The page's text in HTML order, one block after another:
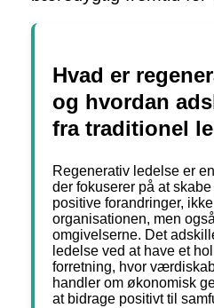
Hvad er
og hvordan
fra traditionel
Regenerativ ledelse er
der fokuserer på at
positive forandringer,
organisationen, men
omgivelserne. Det
ledelse ved at have et
forretning, hvor
handler om økonomisk
at bidrage positivt til